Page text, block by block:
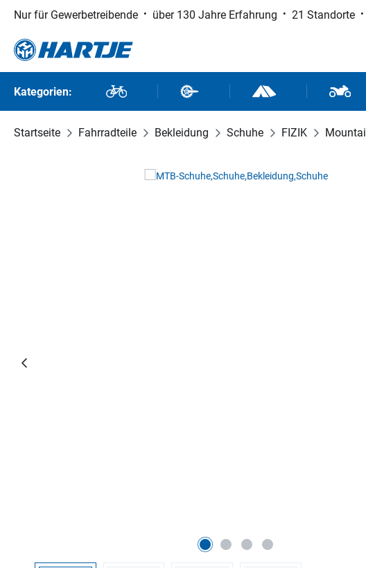
Hauptinhalt springen
Zur Suche springen
Zur Hauptnavigation springen
Nur für Gewerbetreibende über 130 Jahre Erfahrung 21 Standorte
Kategorien: Fahrräder Fahrradteile Outdoor und Sport
Startseite Fahrradteile Bekleidung Schuhe FIZIK